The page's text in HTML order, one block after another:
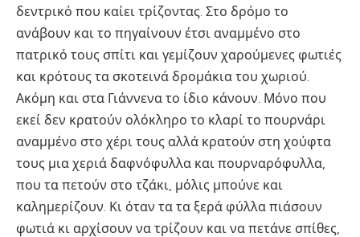
δεντρικό που καίει τρίζοντας. Στο δρόμο το
ανάβουν και το πηγαίνουν έτσι αναμμένο στο
πατρικό τους σπίτι και γεμίζουν χαρούμενες φωτιές
και κρότους τα σκοτεινά δρομάκια του χωριού.
Ακόμη και στα Γιάννενα το ίδιο κάνουν. Μόνο που
εκεί δεν κρατούν ολόκληρο το κλαρί το πουρνάρι
αναμμένο στο χέρι τους αλλά κρατούν στη χούφτα
τους μια χεριά δαφνόφυλλα και πουρναρόφυλλα,
που τα πετούν στο τζάκι, μόλις μπούνε και
καλημερίζουν. Κι όταν τα τα ξερά φύλλα πιάσουν
φωτιά κι αρχίσουν να τρίζουν και να πετάνε σπίθες,